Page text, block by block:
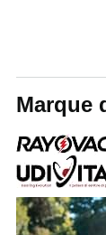
Marque